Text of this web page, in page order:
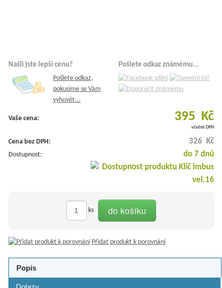
Našli jste lepší cenu?
Pošlete odkaz,
pokusíme se Vám
vyhovět...
Pošlete odkaz známému...
Vaše cena: 395 Kč
včetně DPH
Cena bez DPH: 326 Kč
Dostupnost: do 7 dnů
ks do košíku
Přidat produkt k porovnání
Popis